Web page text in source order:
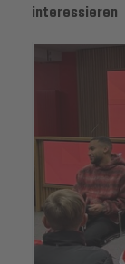
interessieren